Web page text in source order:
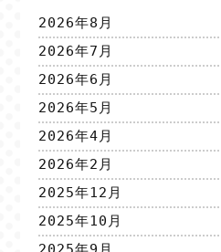
2026年8月
2026年7月
2026年6月
2026年5月
2026年4月
2026年2月
2025年12月
2025年10月